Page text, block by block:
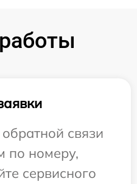
связи
по номеру,
сервисного